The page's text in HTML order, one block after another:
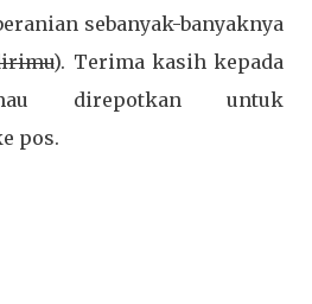
sebanyak-banyaknya
). Terima kasih kepada
direpotkan untuk
pos.